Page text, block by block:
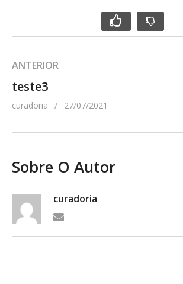
ANTERIOR
teste3
curadoria 27/07/2021
Sobre O Autor
curadoria